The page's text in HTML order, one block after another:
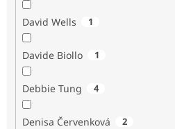
David Wells 1
Davide Biollo 1
Debbie Tung 4
Denisa Červenková 2